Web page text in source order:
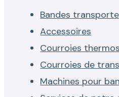
Bandes
Accessoires
Courroies
Courroies de
Machines pour